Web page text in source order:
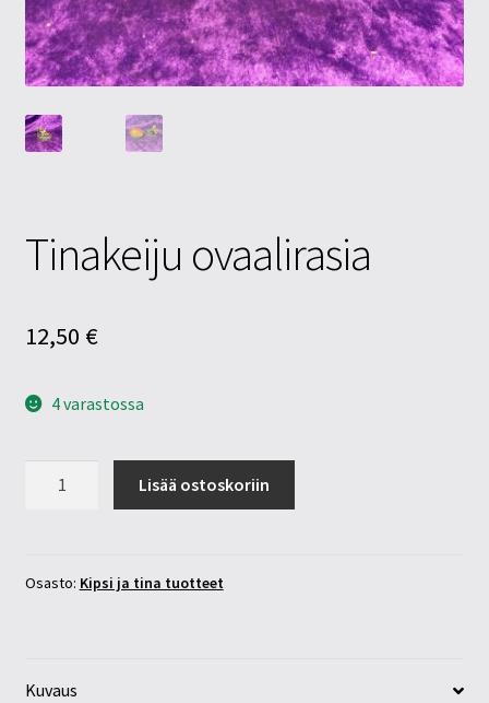
Tietosuojaseloste
Tuotteet
Yritysinfo
Tinakeiju ovaalirasia
12,50 €
4 varastossa
Lisää ostoskoriin
Osasto: Kipsi ja tina tuotteet
Kuvaus